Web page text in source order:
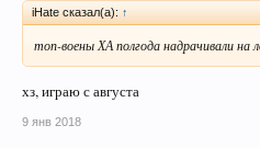
iHate сказал(а): ↑
топ-воены ХА полгода надрачивали на
хз, играю с августа
9 янв 2018